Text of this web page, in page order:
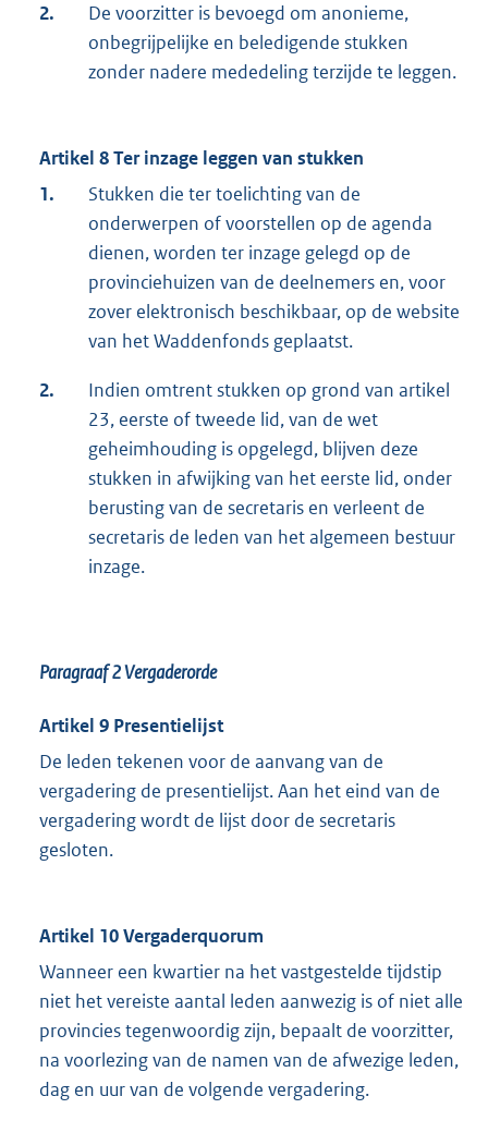
2.
De voorzitter is bevoegd om anonieme,
onbegrijpelijke en beledigende stukken
zonder nadere mededeling terzijde te leggen.
Artikel 8 Ter inzage leggen van stukken
1.
Stukken die ter toelichting van de
onderwerpen of voorstellen op de agenda
dienen, worden ter inzage gelegd op de
provinciehuizen van de deelnemers en, voor
zover elektronisch beschikbaar, op de website
van het Waddenfonds geplaatst.
2.
Indien omtrent stukken op grond van artikel
23, eerste of tweede lid, van de wet
geheimhouding is opgelegd, blijven deze
stukken in afwijking van het eerste lid, onder
berusting van de secretaris en verleent de
secretaris de leden van het algemeen bestuur
inzage.
Paragraaf 2Vergaderorde
Artikel 9 Presentielijst
De leden tekenen voor de aanvang van de
vergadering de presentielijst. Aan het eind van de
vergadering wordt de lijst door de secretaris
gesloten.
Artikel 10 Vergaderquorum
Wanneer een kwartier na het vastgestelde tijdstip
niet het vereiste aantal leden aanwezig is of niet alle
provincies tegenwoordig zijn, bepaalt de voorzitter,
na voorlezing van de namen van de afwezige leden,
dag en uur van de volgende vergadering.